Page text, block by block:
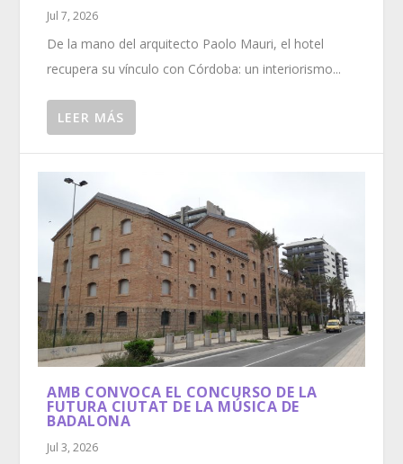
Jul 7, 2026
De la mano del arquitecto Paolo Mauri, el hotel
recupera su vínculo con Córdoba: un interiorismo...
LEER MÁS
AMB CONVOCA EL CONCURSO DE LA
FUTURA CIUTAT DE LA MÚSICA DE
BADALONA
Jul 3, 2026